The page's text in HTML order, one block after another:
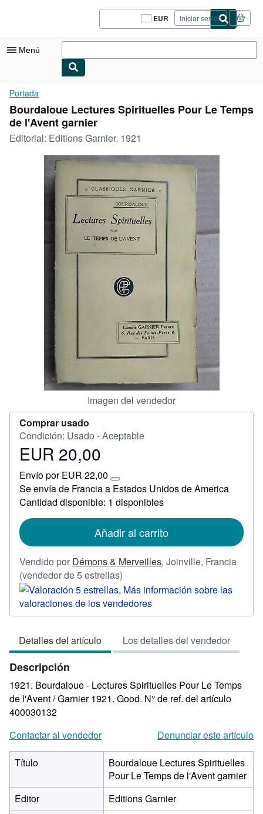
Pasar al contenido principal
EUR
Preferencias
de
del
Iniciar sesión
Menú
Mi cuenta
Consultar mis pedidos
Cerrar sesión
Búsqueda avanzada
Colecciones
Libros antiguos
Arte y coleccionismo
Vendedores
Comenzar a vender
CERRAR
Portada
Bourdaloue Lectures Spirituelles Pour Le Temps
de l'Avent garnier
Editorial: Editions Garnier, 1921
Imagen del vendedor
Comprar usado
Condición: Usado - Aceptable
Precio
20,00
EUR 20,00
Envío por EUR 22,00
Más
información
sobre
tarifas
envío
Se envía de Francia a Estados Unidos de America
Cantidad disponible: 1 disponibles
Añadir al carrito
Vendido por Démons & Merveilles, Joinville, Francia
(vendedor de 5 estrellas)
del
vendedor:
5
5
estrellas
Detalles del artículo Los detalles del vendedor
Descripción
1921. Bourdaloue - Lectures Spirituelles Pour Le Temps
de l'Avent / Garnier 1921. Good. N° de ref. del artículo
400030132
Contactar al vendedor
Denunciar este artículo
Título
Bourdaloue Lectures Spirituelles
Pour Le Temps de l'Avent garnier
Editor
Editions Garnier